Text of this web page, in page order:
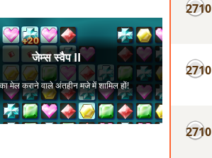
2710
2710
2710